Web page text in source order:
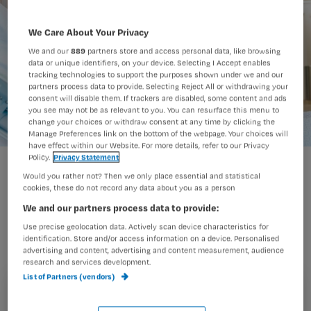
Hoe kan het dat het ene specialisme
veel beter en geschikter
voorlichtingsmateriaal heeft voor
patiënten dan het andere? Hugo
vraagt het zich af.
We Care About Your Privacy
We and our889 partners store and access personal data, like browsing
data or unique identifiers, on your device. Selecting I Accept enables
tracking technologies to support the purposes shown under we and our
partners process data to provide. Selecting Reject All or withdrawing your
consent will disable them. If trackers are disabled, some content and ads
you see may not be as relevant to you. You can resurface this menu to
change your choices or withdraw consent at any time by clicking the
Manage Preferences link on the bottom of the webpage. Your choices will
have effect within our Website. For more details, refer to our Privacy
Policy. Privacy Statement
Would you rather not? Then we only place essential and statistical
cookies, these do not record any data about you as a person
We and our partners process data to provide:
Use precise geolocation data. Actively scan device characteristics for
identification. Store and/or access information on a device. Personalised
advertising and content, advertising and content measurement, audience
research and services development.
List of Partners (vendors)